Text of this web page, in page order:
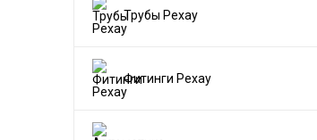
Трубы Рехау
Фитинги Рехау